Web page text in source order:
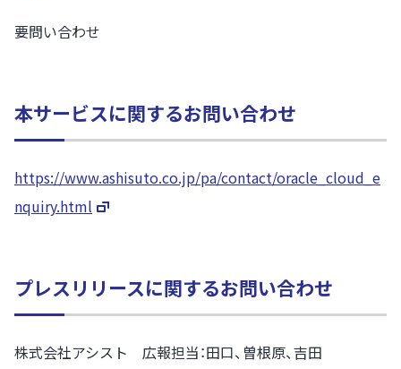
要問い合わせ
本サービスに関するお問い合わせ
https://www.ashisuto.co.jp/pa/contact/oracle_cloud_e
nquiry.html
プレスリリースに関するお問い合わせ
株式会社アシスト 広報担当：田口、曽根原、吉田